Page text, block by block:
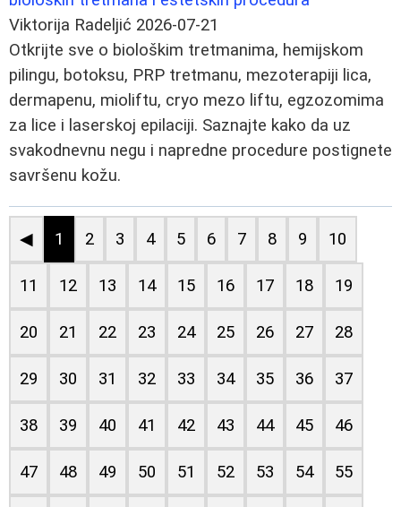
Viktorija Radeljić 2026-07-21
Otkrijte sve o biološkim tretmanima, hemijskom
pilingu, botoksu, PRP tretmanu, mezoterapiji lica,
dermapenu, mioliftu, cryo mezo liftu, egzozomima
za lice i laserskoj epilaciji. Saznajte kako da uz
svakodnevnu negu i napredne procedure postignete
savršenu kožu.
◀ 1 2 3 4 5 6 7 8 9 10
11 12 13 14 15 16 17 18 19
20 21 22 23 24 25 26 27 28
29 30 31 32 33 34 35 36 37
38 39 40 41 42 43 44 45 46
47 48 49 50 51 52 53 54 55